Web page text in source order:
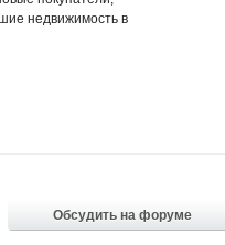
недвижимость в
Обсудить на форуме